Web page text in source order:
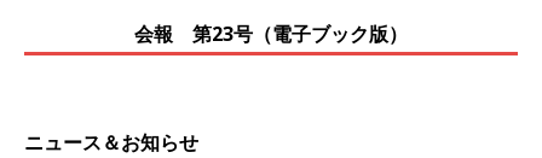
会報 第23号（電子ブック版）
ニュース＆お知らせ